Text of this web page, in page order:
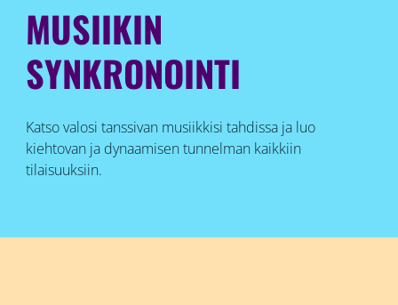
MUSIIKIN
SYNKRONOINTI
Katso valosi tanssivan musiikkisi tahdissa ja luo
kiehtovan ja dynaamisen tunnelman kaikkiin
tilaisuuksiin.